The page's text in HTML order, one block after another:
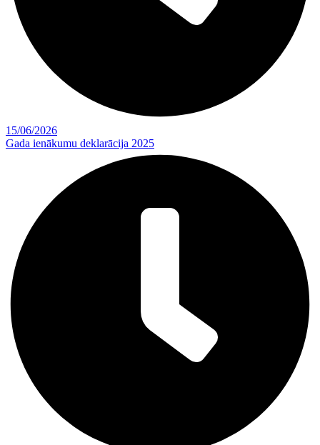
15/06/2026
Gada ienākumu deklarācija 2025